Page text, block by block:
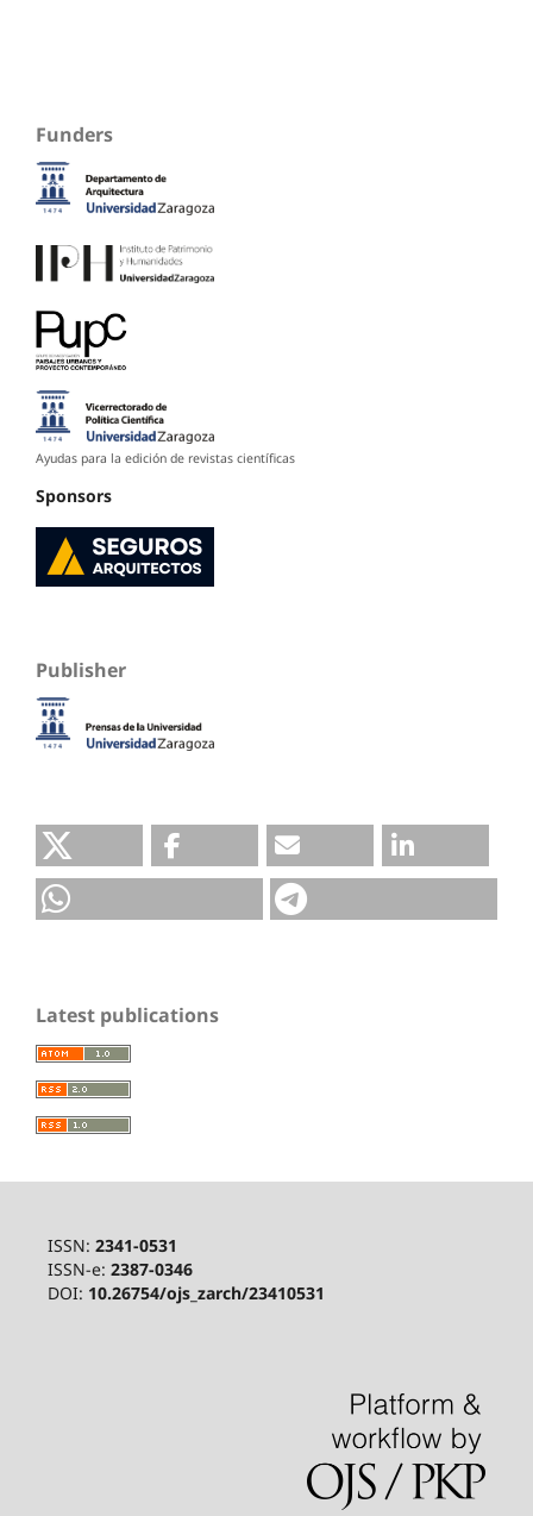
Funders
Ayudas para la edición de revistas científicas
Sponsors
Publisher
Latest publications
ISSN: 2341-0531
ISSN-e: 2387-0346
DOI: 10.26754/ojs_zarch/23410531